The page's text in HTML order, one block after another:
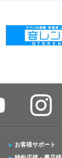
お客様サポート